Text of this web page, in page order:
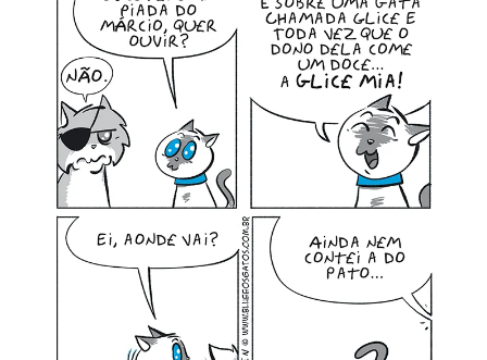
MINHA CONTA
CARRINHO
Search
Search Button